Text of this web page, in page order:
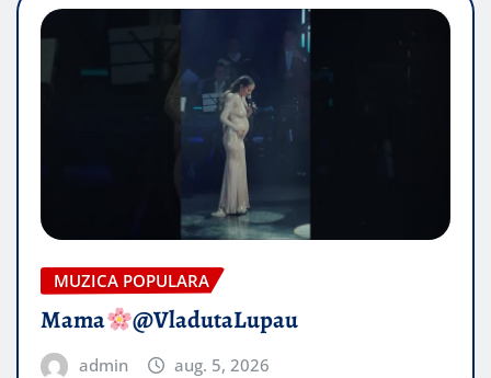
MUZICA POPULARA
Mama @VladutaLupau
admin aug. 5, 2026